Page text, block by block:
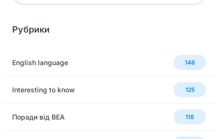
Рубрики
English language 146
Interesting to know 125
Поради від BEA 118